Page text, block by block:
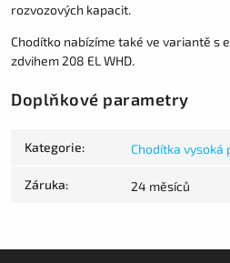
rozvozových kapacit.
Chodítko nabízíme také ve variantě s
zdvihem 208 EL WHD.
Doplňkové parametry
Kategorie: Chodítka vysoká
Záruka: 24 měsíců